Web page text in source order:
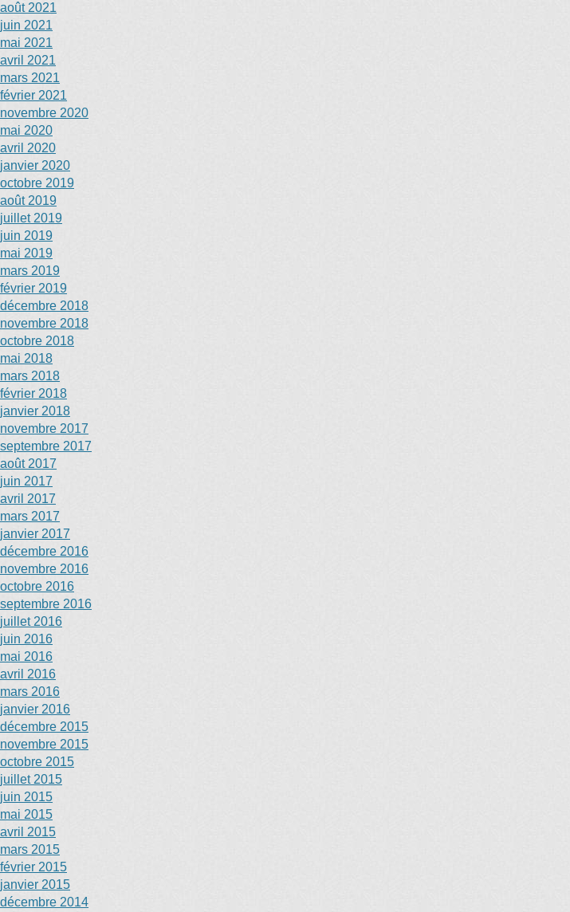
août 2021
juin 2021
mai 2021
avril 2021
mars 2021
février 2021
novembre 2020
mai 2020
avril 2020
janvier 2020
octobre 2019
août 2019
juillet 2019
juin 2019
mai 2019
mars 2019
février 2019
décembre 2018
novembre 2018
octobre 2018
mai 2018
mars 2018
février 2018
janvier 2018
novembre 2017
septembre 2017
août 2017
juin 2017
avril 2017
mars 2017
janvier 2017
décembre 2016
novembre 2016
octobre 2016
septembre 2016
juillet 2016
juin 2016
mai 2016
avril 2016
mars 2016
janvier 2016
décembre 2015
novembre 2015
octobre 2015
juillet 2015
juin 2015
mai 2015
avril 2015
mars 2015
février 2015
janvier 2015
décembre 2014